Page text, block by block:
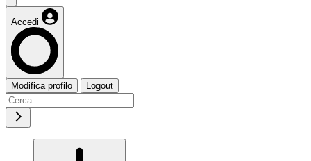
Accedi
Modifica profilo Logout